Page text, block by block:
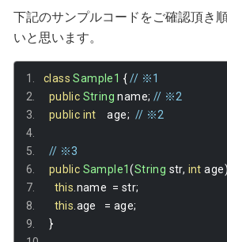
下記のサンプルコードをご確認頂き
いと思います。
class Sample1 { // ※1
public String name; // ※2
public int
    age
; // ※2
// ※3
public Sample1(String str, int age)
this name = str;
this age = age;
}